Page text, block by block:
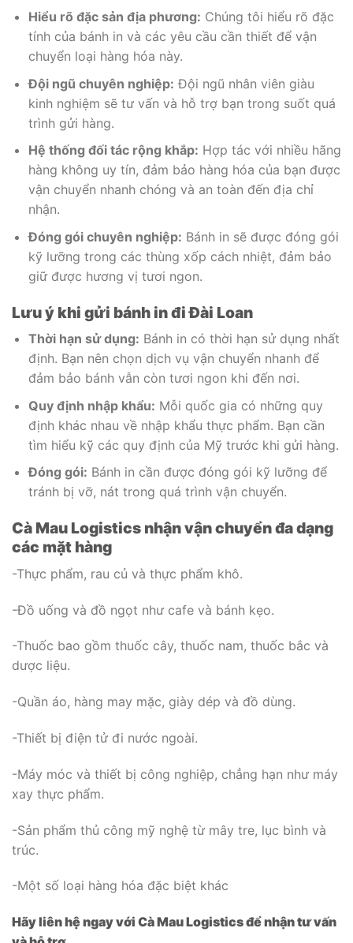
Hiểu rõ đặc sản địa phương: Chúng tôi hiểu rõ đặc
tính của bánh in và các yêu cầu cần thiết để vận
chuyển loại hàng hóa này.
Đội ngũ chuyên nghiệp: Đội ngũ nhân viên giàu
kinh nghiệm sẽ tư vấn và hỗ trợ bạn trong suốt quá
trình gửi hàng.
Hệ thống đối tác rộng khắp: Hợp tác với nhiều hãng
hàng không uy tín, đảm bảo hàng hóa của bạn được
vận chuyển nhanh chóng và an toàn đến địa chỉ
nhận.
Đóng gói chuyên nghiệp: Bánh in sẽ được đóng gói
kỹ lưỡng trong các thùng xốp cách nhiệt, đảm bảo
giữ được hương vị tươi ngon.
Lưu ý khi gửi bánh in đi Đài Loan
Thời hạn sử dụng: Bánh in có thời hạn sử dụng nhất
định. Bạn nên chọn dịch vụ vận chuyển nhanh để
đảm bảo bánh vẫn còn tươi ngon khi đến nơi.
Quy định nhập khẩu: Mỗi quốc gia có những quy
định khác nhau về nhập khẩu thực phẩm. Bạn cần
tìm hiểu kỹ các quy định của Mỹ trước khi gửi hàng.
Đóng gói: Bánh in cần được đóng gói kỹ lưỡng để
tránh bị vỡ, nát trong quá trình vận chuyển.
Cà Mau Logistics nhận vận chuyển đa dạng
các mặt hàng
-Thực phẩm, rau củ và thực phẩm khô.
-Đồ uống và đồ ngọt như cafe và bánh kẹo.
-Thuốc bao gồm thuốc cây, thuốc nam, thuốc bắc và
dược liệu.
-Quần áo, hàng may mặc, giày dép và đồ dùng.
-Thiết bị điện tử đi nước ngoài.
-Máy móc và thiết bị công nghiệp, chẳng hạn như máy
xay thực phẩm.
-Sản phẩm thủ công mỹ nghệ từ mây tre, lục bình và
trúc.
-Một số loại hàng hóa đặc biệt khác
Hãy liên hệ ngay với Cà Mau Logistics để nhận tư vấn